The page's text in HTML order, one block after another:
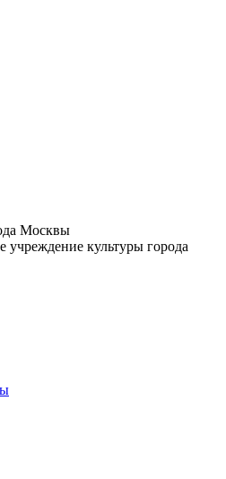
Москвы
учреждение культуры города